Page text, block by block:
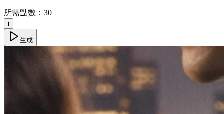
所需點數： 30
i
生成